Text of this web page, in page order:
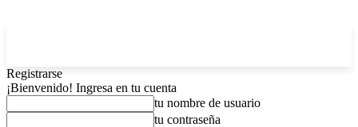
Registrarse
¡Bienvenido! Ingresa en tu cuenta
tu nombre de usuario
tu contraseña